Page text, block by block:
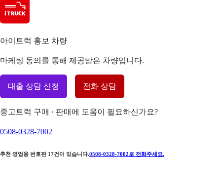
아이트럭 홍보 차량
마케팅 동의를 통해 제공받은 차량입니다.
대출 상담 신청 전화 상담
중고트럭 구매 · 판매에 도움이 필요하신가요?
0508-0328-7002
추천 영업용 번호판 17건이 있습니다.0508-0328-7002 로 전화주세요.